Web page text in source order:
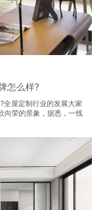
怎么样?
全屋定制行业的发展大家
向荣的景象，据悉，一线
期，很多投资者纷纷转向